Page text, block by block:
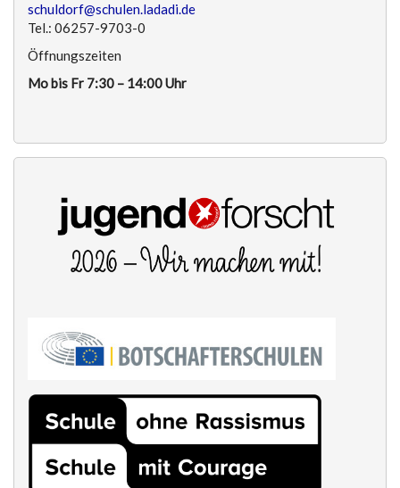
schuldorf@schulen.ladadi.de
Tel.: 06257-9703-0
Öffnungszeiten
Mo bis Fr 7:30 – 14:00 Uhr